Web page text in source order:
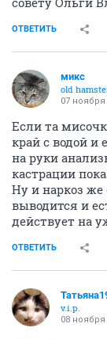
ОТВЕТИТЬ
микс
old
07 ноября
Если та
край с водой и
на руки
кастрации
Ну и наркоз же
выводится и
действует на
ОТВЕТИТЬ
v.i.p.
08 ноября